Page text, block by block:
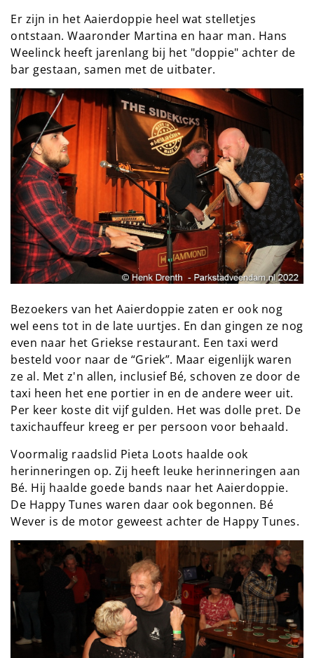
Er zijn in het Aaierdoppie heel wat stelletjes
ontstaan. Waaronder Martina en haar man. Hans
Weelinck heeft jarenlang bij het "doppie" achter de
bar gestaan, samen met de uitbater.
Bezoekers van het Aaierdoppie zaten er ook nog
wel eens tot in de late uurtjes. En dan gingen ze nog
even naar het Griekse restaurant. Een taxi werd
besteld voor naar de “Griek”. Maar eigenlijk waren
ze al. Met z'n allen, inclusief Bé, schoven ze door de
taxi heen het ene portier in en de andere weer uit.
Per keer koste dit vijf gulden. Het was dolle pret. De
taxichauffeur kreeg er per persoon voor behaald.
Voormalig raadslid Pieta Loots haalde ook
herinneringen op. Zij heeft leuke herinneringen aan
Bé. Hij haalde goede bands naar het Aaierdoppie.
De Happy Tunes waren daar ook begonnen. Bé
Wever is de motor geweest achter de Happy Tunes.